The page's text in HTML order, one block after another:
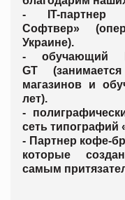
- IT-партнер
Софтвер»
Украине).
- обучающий
GT
магазинов и
лет).
-
сеть типографий
- Партнер кофе-
которые
самым